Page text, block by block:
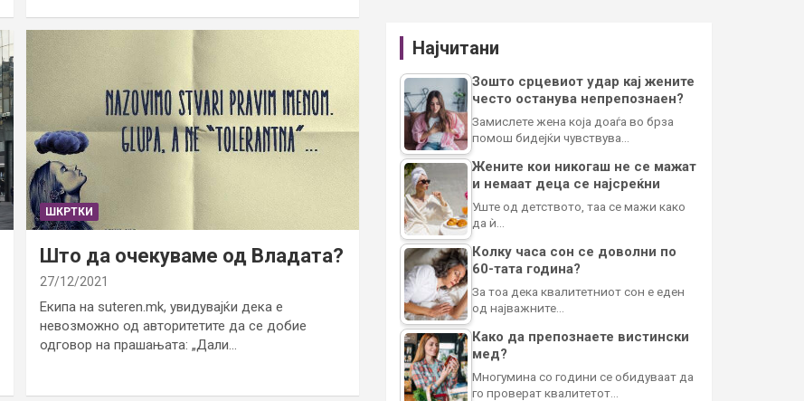
ШКРТКИ
Што да очекуваме од Владата?
27/12/2021
Екипа на suteren.mk, увидувајќи дека е
невозможно од авторитетите да се добие
одговор на прашањата: „Дали…
Најчитани
Зошто срцевиот удар кај жените
често останува непрепознаен?
Замислете жена која доаѓа во брза
помош бидејќи чувствува…
Жените кои никогаш не се мажат
и немаат деца се најсреќни
Уште од детството, таа се мажи како
да ѝ…
Колку часа сон се доволни по
60-тата година?
За тоа дека квалитетниот сон е еден
од најважните…
Како да препознаете вистински
мед?
Многумина со години се обидуваат да
го проверат квалитетот…